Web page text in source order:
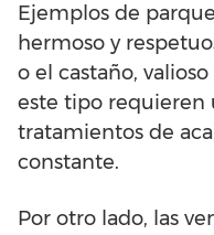
Ejemplos de
hermoso y
o el castaño,
este tipo requieren
tratamientos de
constante.
Por otro lado, las